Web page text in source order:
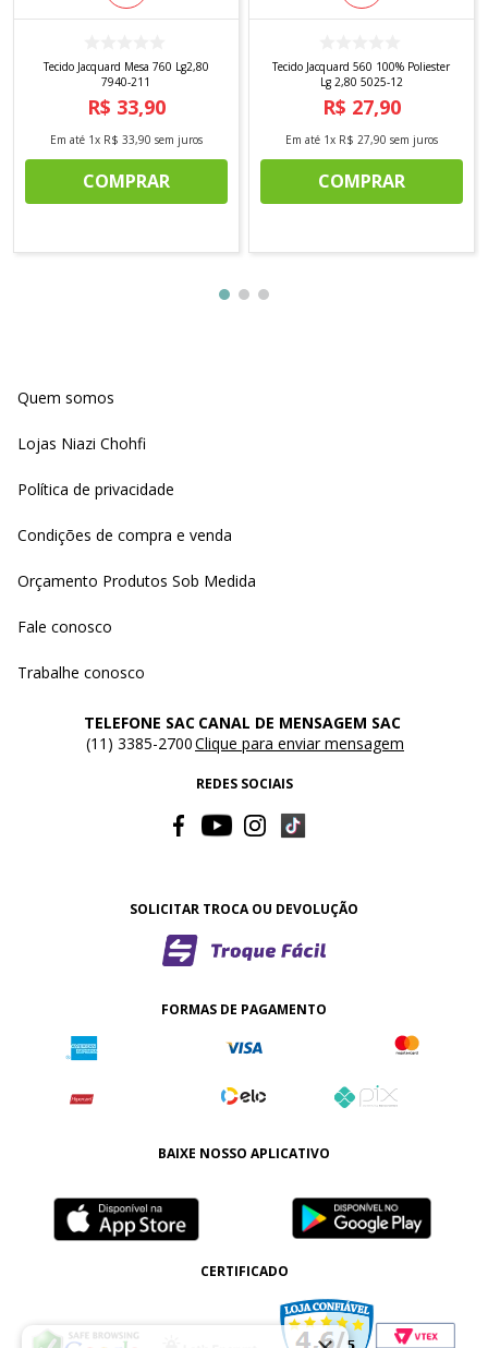
Tecido Jacquard Mesa 760 Lg2,80
7940-211
R$ 33,90
Em até 1x R$ 33,90 sem juros
COMPRAR
Tecido Jacquard 560 100% Poliester
Lg 2,80 5025-12
R$ 27,90
Em até 1x R$ 27,90 sem juros
COMPRAR
Quem somos
Lojas Niazi Chohfi
Política de privacidade
Condições de compra e venda
Orçamento Produtos Sob Medida
Fale conosco
Trabalhe conosco
TELEFONE SAC
(11) 3385-2700
CANAL DE MENSAGEM SAC
Clique para enviar mensagem
REDES SOCIAIS
SOLICITAR TROCA OU DEVOLUÇÃO
FORMAS DE PAGAMENTO
BAIXE NOSSO APLICATIVO
CERTIFICADO